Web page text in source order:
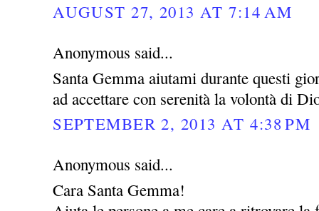
AUGUST 27, 2013 AT 7:14 AM
Anonymous said...
Santa Gemma aiutami durante questi
ad accettare con serenità la volontà di
SEPTEMBER 2, 2013 AT 4:38 PM
Anonymous said...
Cara Santa Gemma!